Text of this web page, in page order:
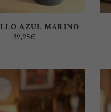
AZUL MARINO
39,95€